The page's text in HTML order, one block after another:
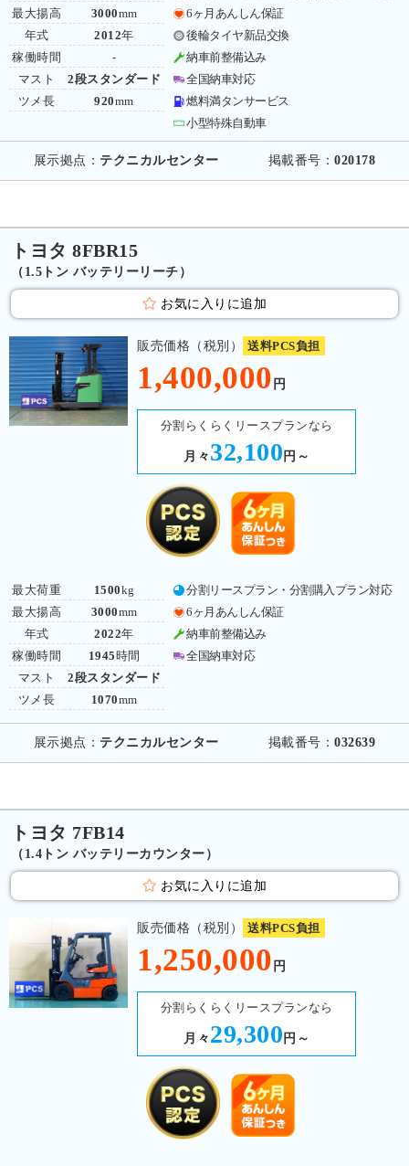
最大揚高
年式
稼働時間
マスト
ツメ長
3000mm
2012年
-
2段スタンダード
920mm
6ヶ月あんしん保証
後輪タイヤ新品交換
納車前整備込み
全国納車対応
燃料満タンサービス
小型特殊自動車
展示拠点： テクニカルセンター 掲載番号：020178
トヨタ 8FBR15
（1.5トン バッテリーリーチ）
お気に入りに追加
販売価格（税別） 送料PCS負担
1,400,000 円
分割らくらくリースプランなら
月々 32,100 円～
最大荷重
最大揚高
年式
稼働時間
マスト
ツメ長
1500kg
3000mm
2022年
1945 時間
2段スタンダード
1070mm
分割リースプラン・分割購入プラン対応
6ヶ月あんしん保証
納車前整備込み
全国納車対応
展示拠点： テクニカルセンター 掲載番号：032639
トヨタ 7FB14
（1.4トン バッテリーカウンター）
お気に入りに追加
販売価格（税別） 送料PCS負担
1,250,000 円
分割らくらくリースプランなら
月々 29,300 円～